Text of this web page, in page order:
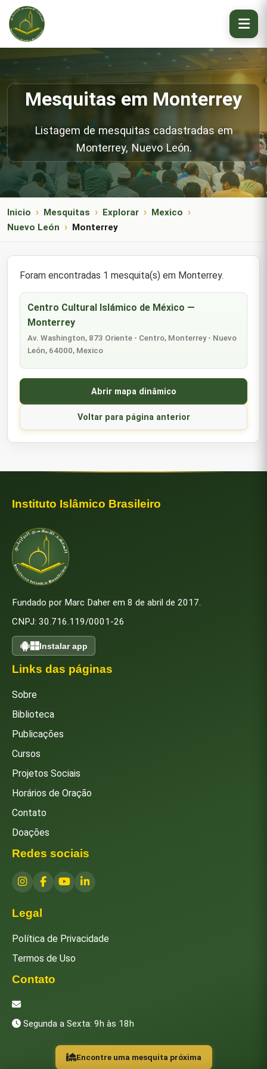
Mesquitas em Monterrey
Listagem de mesquitas cadastradas em
Monterrey, Nuevo León.
Inicio Mesquitas Explorar
Mexico
Nuevo León
Monterrey
Foram encontradas 1 mesquita(s) em Monterrey.
Centro Cultural Islámico de México —
Monterrey
Av. Washington, 873 Oriente - Centro, Monterrey - Nuevo
León, 64000, Mexico
Abrir mapa dinâmico
Voltar para página anterior
Instituto Islâmico Brasileiro
Fundado por Marc Daher em 8 de abril de 2017.
CNPJ: 30.716.119/0001-26
Instalar app
Links das páginas
Sobre
Biblioteca
Publicações
Cursos
Projetos Sociais
Horários de Oração
Contato
Doações
Redes sociais
Legal
Política de Privacidade
Termos de Uso
Contato
Segunda a Sexta: 9h às 18h
Encontre uma mesquita próxima